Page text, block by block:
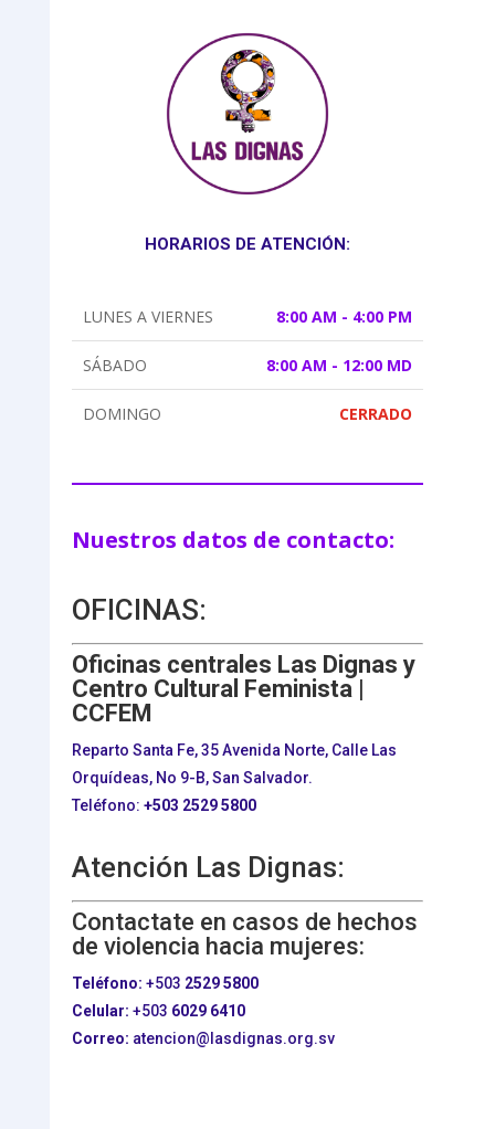
HORARIOS DE ATENCIÓN:
LUNES A VIERNES 8:00 AM - 4:00 PM
SÁBADO 8:00 AM - 12:00 MD
DOMINGO CERRADO
Nuestros datos de contacto:
OFICINAS:
Oficinas centrales Las Dignas y
Centro Cultural Feminista |
CCFEM
Reparto Santa Fe, 35 Avenida Norte, Calle Las
Orquídeas, No 9-B, San Salvador.
Teléfono: +503 2529 5800
Atención Las Dignas:
Contactate en casos de hechos
de violencia hacia mujeres:
Teléfono: +503 2529 5800
Celular: +503 6029 6410
Correo: atencion@lasdignas.org.sv